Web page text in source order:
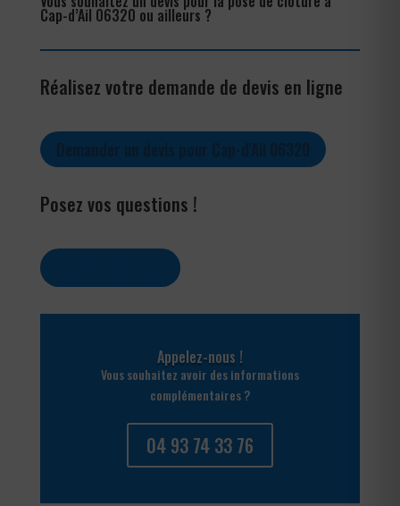
Cap-d’Ail 06320 ou ailleurs ?
Réalisez votre demande de devis en ligne
Posez vos questions !
Appelez-nous !
Vous souhaitez avoir des informations
complémentaires ?
04 93 74 33 76